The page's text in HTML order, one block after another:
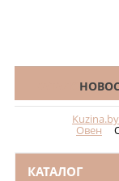
КАТАЛОГ
Kuzina.by
Овен
КАТАЛОГ